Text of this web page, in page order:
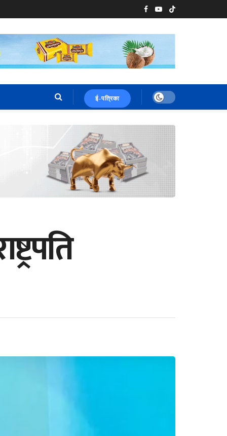
ई-पत्रिका